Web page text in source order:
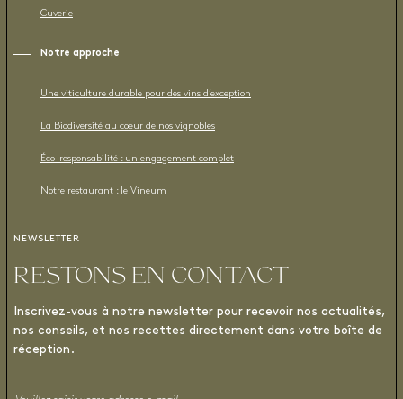
Cuverie
Notre approche
Une viticulture durable pour des vins d’exception
La Biodiversité au cœur de nos vignobles
Éco-responsabilité : un engagement complet
Notre restaurant : le Vineum
NEWSLETTER
RESTONS EN CONTACT
Inscrivez-vous à notre newsletter pour recevoir nos actualités,
nos conseils, et nos recettes directement dans votre boîte de
réception.